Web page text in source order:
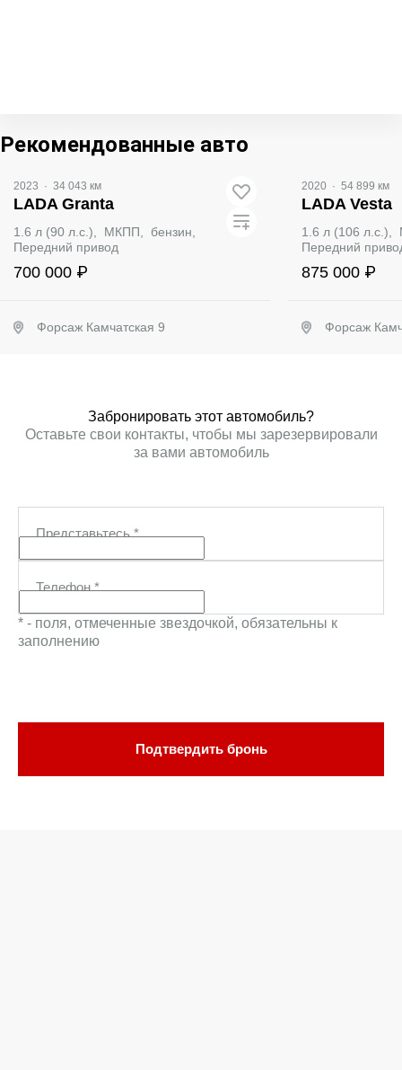
Рекомендованные авто
2023 · 34 043 км
LADA Granta
1.6 л (90 л.с.), МКПП, бензин,
Передний привод
700 000 ₽
Форсаж Камчатская 9
2020 · 54 899 км
LADA Vesta
1.6 л (106
Передний
875 000 ₽
Форсаж
Забронировать этот автомобиль?
Оставьте свои контакты, чтобы мы зарезервировали
за вами автомобиль
Представьтесь*
Телефон*
* - поля, отмеченные звездочкой, обязательны к
заполнению
Подтвердить бронь